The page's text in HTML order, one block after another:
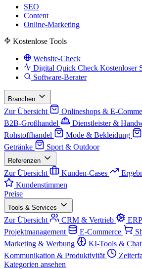
SEO
Content
Online-Marketing
Kostenlose Tools
Website-Check
Digital Quick Check Kostenloser
Software-Berater
Branchen
Zur Übersicht Onlineshops & E-
B2B-Großhandel
Dienstleister &
Rohstoffhandel
Mode & Bekleidung
Getränke
Sport & Outdoor
Referenzen
Zur Übersicht Kunden-Cases
Kundenstimmen
Preise
Tools & Services
Zur Übersicht CRM & Vertrieb
Projektmanagement
E-Commerce
Marketing & Werbung
KI-Tools &
Kommunikation & Produktivität
Kategorien ansehen